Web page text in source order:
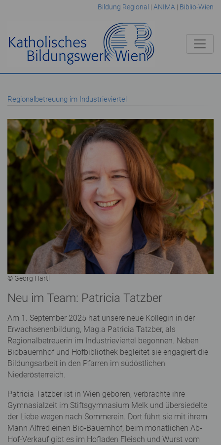
Bildung Regional | ANIMA | Biblio-Wien
Regionalbetreuung im Industrieviertel
© Georg Hartl
Neu im Team: Patricia Tatzber
Am 1. September 2025 hat unsere neue Kollegin in der
Erwachsenenbildung, Mag.a Patricia Tatzber, als
Regionalbetreuerin im Industrieviertel begonnen. Neben
Biobauernhof und Hofbibliothek begleitet sie engagiert die
Bildungsarbeit in den Pfarren im südöstlichen
Niederösterreich.
Patricia Tatzber ist in Wien geboren, verbrachte ihre
Gymnasialzeit im Stiftsgymnasium Melk und übersiedelte
der Liebe wegen nach Sommerein. Dort führt sie mit ihrem
Mann Alfred einen Bio-Bauernhof, beim monatlichen Ab-
Hof-Verkauf gibt es im Hofladen Fleisch und Wurst vom